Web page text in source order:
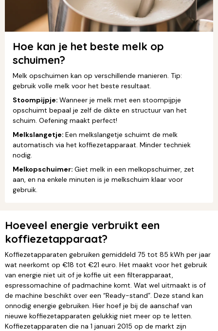
Hoe kan je het beste melk op
schuimen?
Melk opschuimen kan op verschillende manieren. Tip:
gebruik volle melk voor het beste resultaat.
Stoompijpje: Wanneer je melk met een stoompijpje
opschuimt bepaal je zelf de dikte en structuur van het
schuim. Oefening maakt perfect!
Melkslangetje: Een melkslangetje schuimt de melk
automatisch via het koffiezetapparaat. Minder techniek
nodig.
Melkopschuimer: Giet melk in een melkopschuimer, zet
aan, en na enkele minuten is je melkschuim klaar voor
gebruik.
Hoeveel energie verbruikt een
koffiezetapparaat?
Koffiezetapparaten gebruiken gemiddeld 75 tot 85 kWh per jaar
wat neerkomt op €18 tot €21 euro. Het maakt voor het gebruik
van energie niet uit of je koffie uit een filterapparaat,
espressomachine of padmachine komt. Wat wel uitmaakt is of
de machine beschikt over een “Ready-stand”. Deze stand kan
onnodig energie gebruiken. Hier hoef je bij de aanschaf van
nieuwe koffiezetapparaten gelukkig niet meer op te letten.
Koffiezetapparaten die na 1 januari 2015 op de markt zijn